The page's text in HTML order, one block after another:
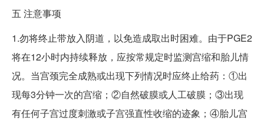
五 注意事项
1.勿将终止带放入阴道，以免造成取出时困难。由于PGE2
将在12小时内持续释放，应按常规定时监测宫缩和胎儿情
况。当宫颈完全成熟或出现下列情况时应终止给药：①出
现每3分钟一次的宫缩；②自然破膜或人工破膜；③出现
有任何子宫过度刺激或子宫强直性收缩的迹象；④胎儿宫